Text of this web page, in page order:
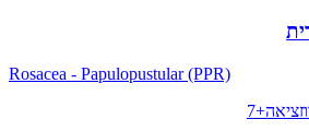
Rosacea - Papulopustular (PPR)
+
7